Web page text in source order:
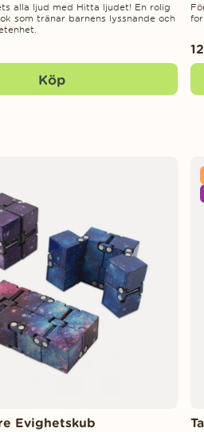
alla ljud med Hitta ljudet! En rolig
som tränar barnens lyssnande och
Köp
Evighetskub